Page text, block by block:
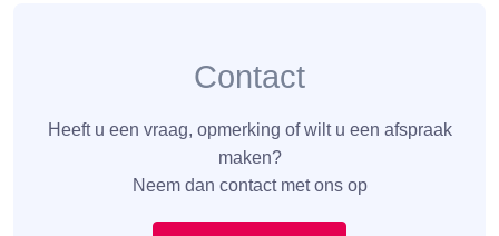
Contact
Heeft u een vraag, opmerking of wilt u een afspraak
maken?
Neem dan contact met ons op